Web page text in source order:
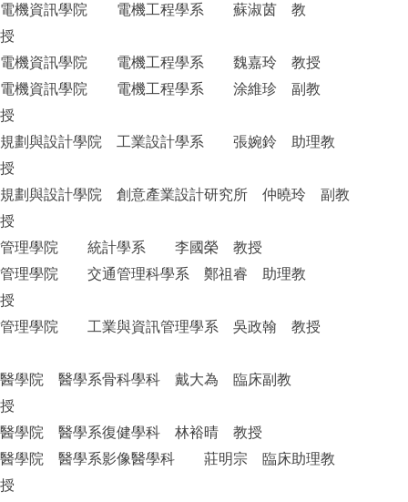
電機資訊學院 電機工程學系 蘇淑茵 教
授
電機資訊學院 電機工程學系 魏嘉玲 教授
電機資訊學院 電機工程學系 涂維珍 副教
授
規劃與設計學院 工業設計學系 張婉鈴 助理教
授
規劃與設計學院 創意產業設計研究所 仲曉玲 副教
授
管理學院 統計學系 李國榮 教授
管理學院 交通管理科學系 鄭祖睿 助理教
授
管理學院 工業與資訊管理學系 吳政翰 教授
醫學院 醫學系骨科學科 戴大為 臨床副教
授
醫學院 醫學系復健學科 林裕晴 教授
醫學院 醫學系影像醫學科 莊明宗 臨床助理教
授